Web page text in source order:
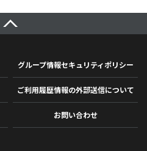
グループ情報セキュリティポリシー
ご利用履歴情報の外部送信について
お問い合わせ